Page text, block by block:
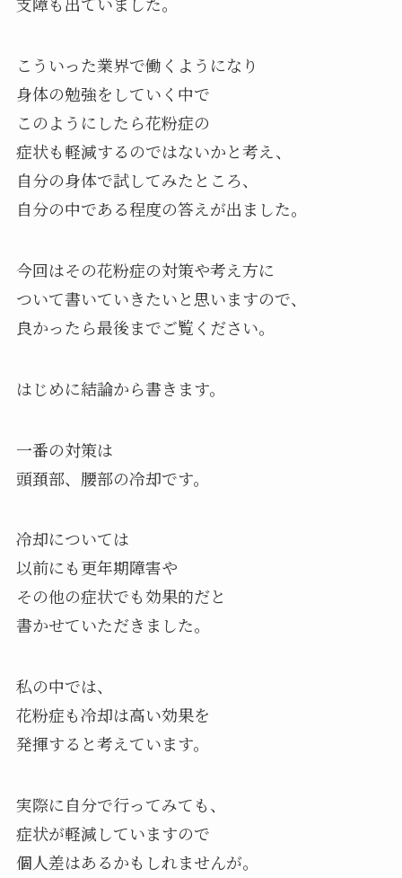
こういった業界で働くようになり
身体の勉強をしていく中で
このようにしたら花粉症の
症状も軽減するのではないかと考え、
自分の身体で試してみたところ、
自分の中である程度の答えが出ました。
今回はその花粉症の対策や考え方に
ついて書いていきたいと思いますので、
良かったら最後までご覧ください。
はじめに結論から書きます。
一番の対策は
頭頚部、腰部の冷却です。
冷却については
以前にも更年期障害や
その他の症状でも効果的だと
書かせていただきました。
私の中では、
花粉症も冷却は高い効果を
発揮すると考えています。
実際に自分で行ってみても、
症状が軽減していますので
個人差はあるかもしれませんが。